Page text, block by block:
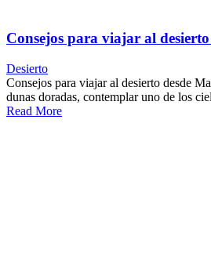
Consejos para viajar al
Desierto
Consejos para viajar al desierto desde
dunas doradas, contemplar uno de los
Read More